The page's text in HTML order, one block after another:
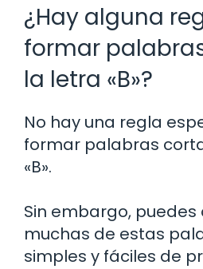
¿Hay alguna
formar
la letra «B»?
No hay una regla
formar palabras
«B».
Sin embargo,
muchas de estas
simples y fáciles de